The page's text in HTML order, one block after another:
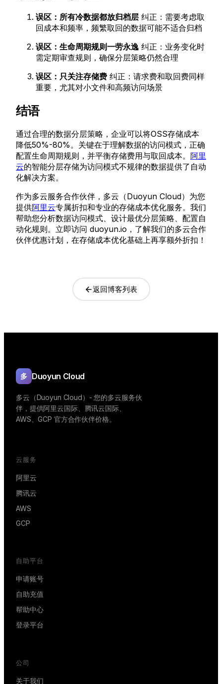
误区：所有冷数据都放归档层 纠正：需要考虑取
回成本和频率，频繁取回的数据可能不适合归档
误区：生命周期规则一劳永逸 纠正：业务变化时
需定期审查规则，确保分层策略仍然合理
误区：只关注存储费 纠正：请求费和取回费同样
重要，尤其对小文件和高频访问场景
结语
通过合理的数据分层策略，企业可以将OSS存储成本
降低50%-80%。关键在于理解数据的访问模式，正确
配置生命周期规则，并平衡存储费用与取回成本。 阿里
云的智能分层存储为访问模式不规律的数据提供了自动
化解决方案。
作为多云服务合作伙伴，多云（Duoyun Cloud）为您
提供阿里云专属折扣和专业的存储成本优化服务。我们
帮助您分析数据访问模式、设计最优分层策略、配置自
动化规则。立即访问 duoyun.io，了解我们的多云合作
伙伴优惠计划，在存储成本优化基础上再享额外折扣！
返回博客列表
多 Duoyun Cloud
多云（Duoyun Cloud）- 您的多云服务伙
伴，提供阿里云国际、腾讯云国际、
AWS、GCP 官方合作伙伴价格。
云服务
阿里云
腾讯云
AWS
GCP
自助平台
申请账号
自助充值
帮助中心
登录平台
公司
关于我们